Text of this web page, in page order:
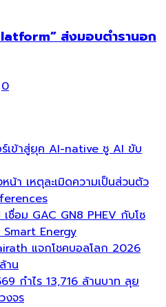
ส่งมอบตำรานอก
0
เข้าสู่ยุค AI-native ชู AI ขับ
า เหตุละเมิดความเป็นส่วนตัว
ชื่อม GAC GN8 PHEV กับโซ
Smart Energy
แจกโชคบอลโลก 2026
าน
กำไร 13,716 ล้านบาท ลุย
งจร